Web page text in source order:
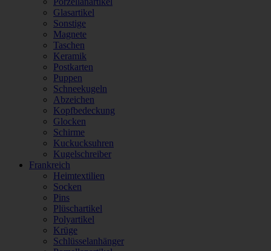
Glasartikel
Sonstige
Magnete
Taschen
Keramik
Postkarten
Puppen
Schneekugeln
Abzeichen
Kopfbedeckung
Glocken
Schirme
Kuckucksuhren
Kugelschreiber
Frankreich
Heimtextilien
Socken
Pins
Plüschartikel
Polyartikel
Krüge
Schlüsselanhänger